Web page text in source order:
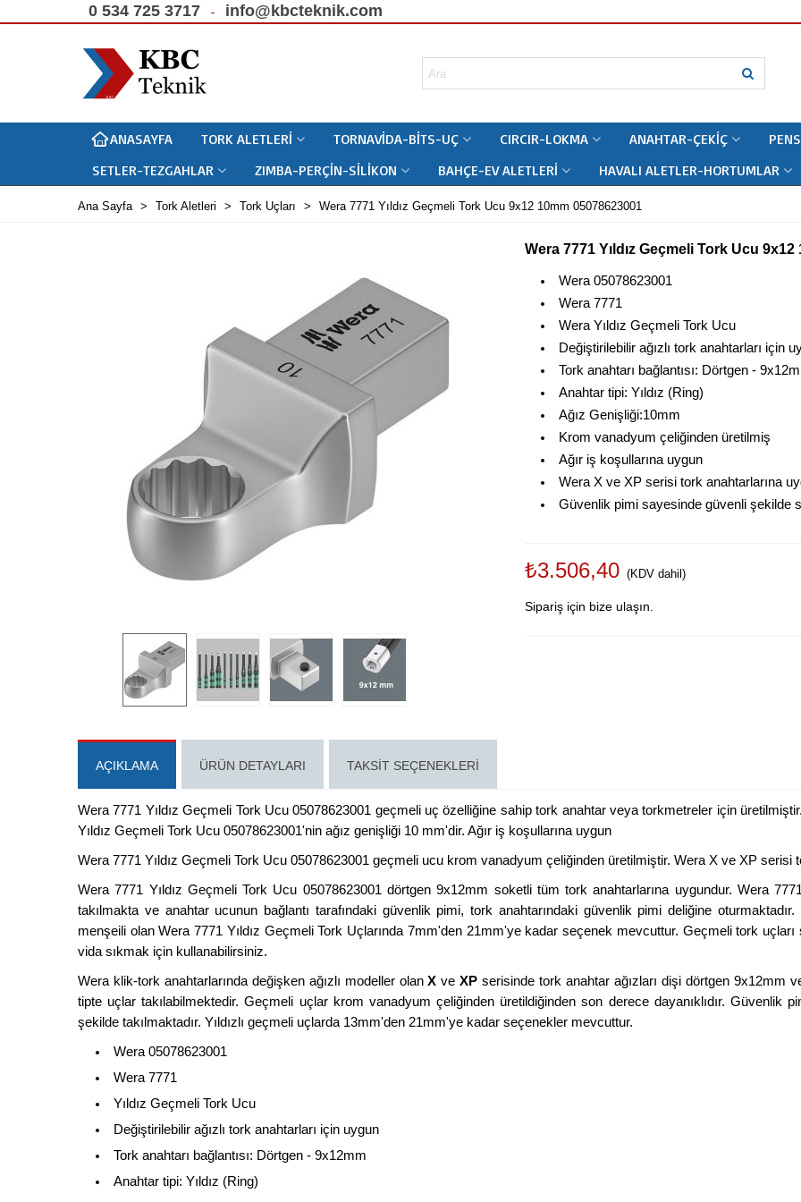
0 534 725 3717 info@kbcteknik.com
ANASAYFA TORK ALETLERI TORNAVIDA-BITS-UÇ CIRCIR-LOKMA ANAHTAR-ÇEKIÇ
SETLER-TEZGAHLAR
ZIMBA-PERÇIN-SILIKON BAHÇE-EV ALETLERI HAVALI ALETLER-HORTUMLAR
Ana Sayfa > Tork Aletleri > Tork Uçları > Wera 7771 Yıldız Geçmeli Tork Ucu 9x12 10mm 05078623001
Wera 7771 Yıldız Geçmeli Tork Ucu
Wera 05078623001
Wera 7771
Wera Yıldız Geçmeli Tork Ucu
Değiştirilebilir ağızlı tork anahtarları için
Tork anahtarı bağlantısı: Dörtgen -
Anahtar tipi: Yıldız (Ring)
Ağız Genişliği:10mm
Krom vanadyum çeliğinden üretilmiş
Ağır iş koşullarına uygun
Wera X ve XP serisi tork anahtarlarına
Güvenlik pimi sayesinde güvenli şekilde
₺3.506,40 (KDV dahil)
Sipariş için bize ulaşın.
AÇIKLAMA ÜRÜN DETAYLARI TAKSIT SEÇENEKLERI
Wera 7771 Yıldız Geçmeli Tork Ucu 05078623001 geçmeli uç özelliğine sahip tork anahtar veya torkmetreler için
Yıldız Geçmeli Tork Ucu 05078623001'nin ağız genişliği 10 mm'dir. Ağır iş koşullarına uygun
Wera 7771 Yıldız Geçmeli Tork Ucu 05078623001 geçmeli ucu krom vanadyum çeliğinden üretilmiştir. Wera X ve XP serisi
Wera 7771 Yıldız Geçmeli Tork Ucu 05078623001 dörtgen 9x12mm soketli tüm tork anahtarlarına uygundur. Wera
takılmakta ve anahtar ucunun bağlantı tarafındaki güvenlik pimi, tork anahtarındaki güvenlik pimi deliğine
menşeili olan Wera 7771 Yıldız Geçmeli Tork Uçlarında 7mm'den 21mm'ye kadar seçenek mevcuttur. Geçmeli tork uçları
vida sıkmak için kullanabilirsiniz.
Wera klik-tork anahtarlarında değişken ağızlı modeller olanX veXP serisinde tork anahtar ağızları dişi dörtgen 9x12mm
tipte uçlar takılabilmektedir. Geçmeli uçlar krom vanadyum çeliğinden üretildiğinden son derece dayanıklıdır. Güvenlik
şekilde takılmaktadır. Yıldızlı geçmeli uçlarda 13mm'den 21mm'ye kadar seçenekler mevcuttur.
Wera 05078623001
Wera 7771
Yıldız Geçmeli Tork Ucu
Değiştirilebilir ağızlı tork anahtarları için uygun
Tork anahtarı bağlantısı: Dörtgen - 9x12mm
Anahtar tipi: Yıldız (Ring)